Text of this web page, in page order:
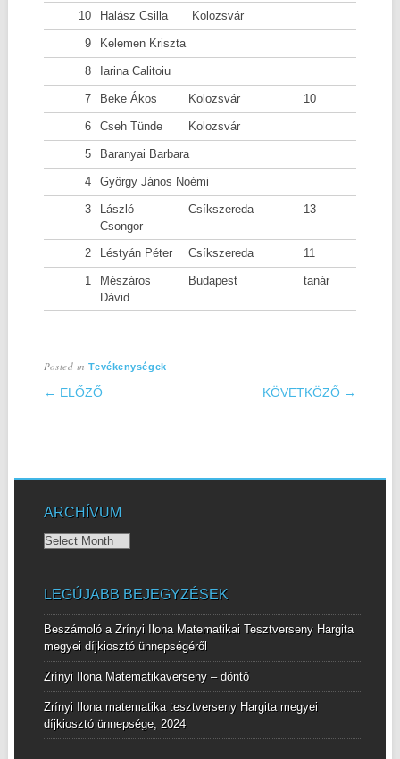
10 Halász Csilla Kolozsvár
9 Kelemen Kriszta
8 Iarina Calitoiu
7 Beke Ákos Kolozsvár 10
6 Cseh Tünde Kolozsvár
5 Baranyai Barbara
4 György János Noémi
3
László
Csongor
Csíkszereda 13
2 Léstyán Péter Csíkszereda 11
1
Mészáros
Dávid
Budapest tanár
Posted inTevékenységek |
POST NAVIGATION
← ELŐZŐ KÖVETKÖZŐ →
ARCHÍVUM
Archívum
LEGÚJABB BEJEGYZÉSEK
Beszámoló a Zrínyi Ilona Matematikai Tesztverseny Hargita
megyei díjkiosztó ünnepségéről
Zrínyi Ilona Matematikaverseny – döntő
Zrínyi Ilona matematika tesztverseny Hargita megyei
díjkiosztó ünnepsége, 2024